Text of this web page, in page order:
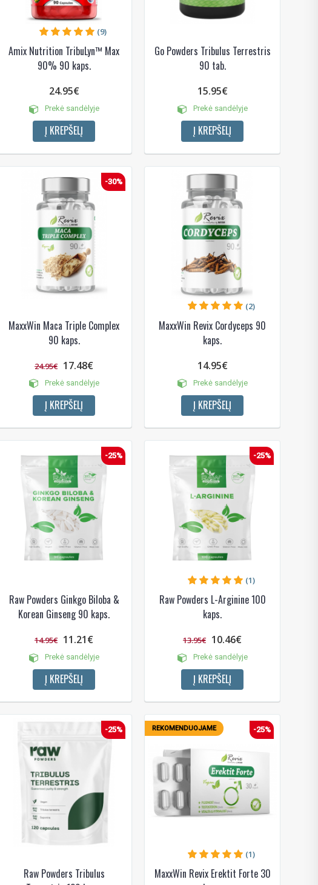
Amix Nutrition TribuLyn™ Max
90% 90 kaps.
(9)
24.95€
Prekė sandėlyje
Į KREPŠELĮ
Go Powders Tribulus Terrestris
90 tab.
15.95€
Prekė sandėlyje
Į KREPŠELĮ
-30%
MaxxWin Maca Triple Complex
90 kaps.
24.95€ 17.48€
Prekė sandėlyje
Į KREPŠELĮ
MaxxWin Revix Cordyceps 90
kaps.
(2)
14.95€
Prekė sandėlyje
Į KREPŠELĮ
-25%
Raw Powders Ginkgo Biloba &
Korean Ginseng 90 kaps.
14.95€ 11.21€
Prekė sandėlyje
Į KREPŠELĮ
-25%
Raw Powders L-Arginine 100
kaps.
(1)
13.95€ 10.46€
Prekė sandėlyje
Į KREPŠELĮ
-25%
Raw Powders Tribulus
REKOMENDUOJAME -25%
MaxxWin Revix Erektit Forte 30
(1)